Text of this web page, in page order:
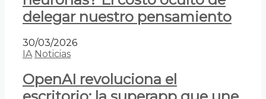
delegar nuestro pensamiento
30/03/2026
IA Noticias
OpenAI revoluciona el